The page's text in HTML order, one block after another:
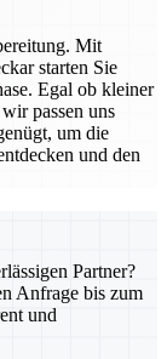
Mit
starten Sie
Egal ob kleiner
passen uns
um die
und den
Partner?
Anfrage bis zum
und